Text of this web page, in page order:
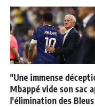
"Une immense
Mbappé vide son sac
l'élimination des Bleus